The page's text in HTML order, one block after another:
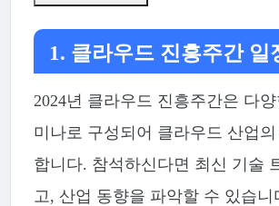
1. 클라우드 진흥주간 일
2024년 클라우드 진흥주간은 다
미나로 구성되어 클라우드 산업
합니다. 참석하신다면 최신 기술
고, 산업 동향을 파악할 수 있습니